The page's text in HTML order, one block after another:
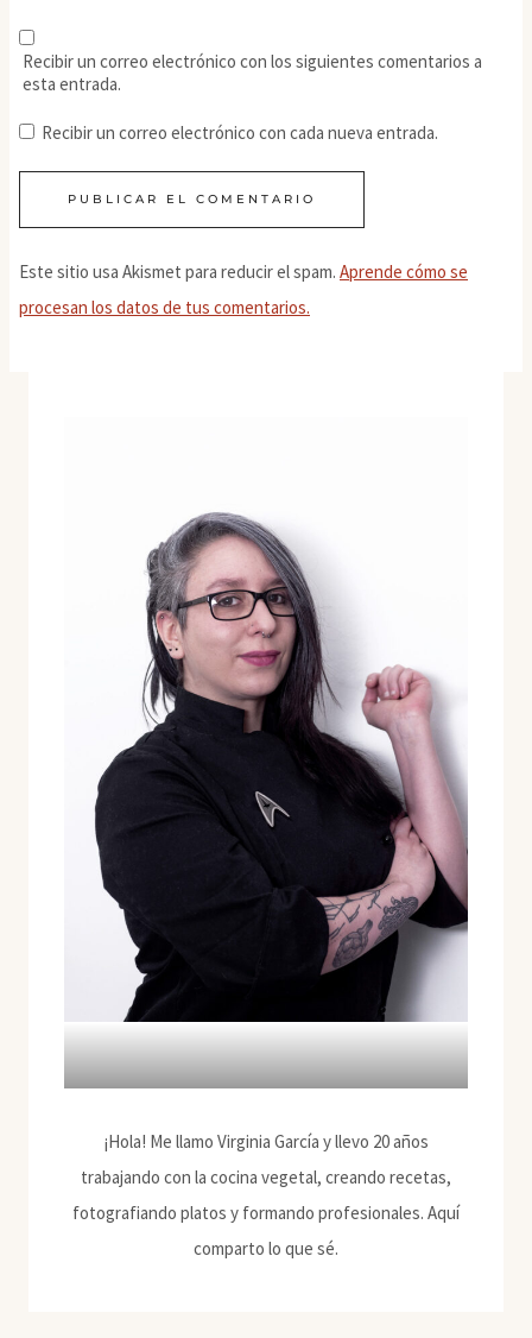
Recibir un correo electrónico con los siguientes comentarios a
esta entrada.
Recibir un correo electrónico con cada nueva entrada.
Este sitio usa Akismet para reducir el spam. Aprende cómo se
procesan los datos de tus comentarios.
¡Hola! Me llamo Virginia García y llevo 20 años
trabajando con la cocina vegetal, creando recetas,
fotografiando platos y formando profesionales. Aquí
comparto lo que sé.